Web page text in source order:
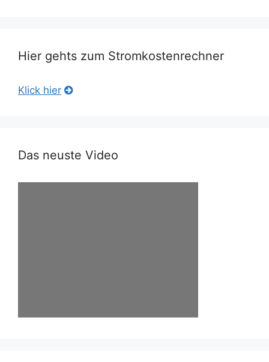
Hier gehts zum Stromkostenrechner
Klick hier
Das neuste Video